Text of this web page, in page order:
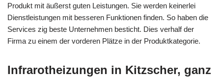
Produkt mit äußerst guten Leistungen. Sie werden keinerlei
Dienstleistungen mit besseren Funktionen finden. So haben die
Services zig beste Unternehmen besticht. Dies verhalf der
Firma zu einem der vorderen Plätze in der Produktkategorie.
Infrarotheizungen in Kitzscher, ganz